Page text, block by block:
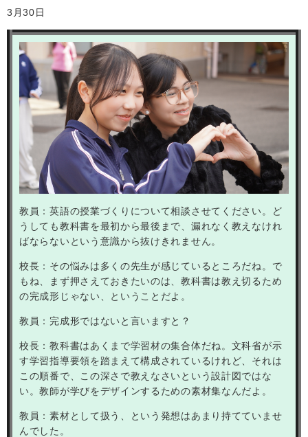
3 月30日
教員：英語の授業づくりについて相談させてください。ど
うしても教科書を最初から最後まで、漏れなく教えなけれ
ばならないという意識から抜けきれません。
校長：その悩みは多くの先生が感じているところだね。で
もね、まず押さえておきたいのは、教科書は教え切るため
の完成形じゃない、ということだよ。
教員：完成形ではないと言いますと？
校長：教科書はあくまで学習材の集合体だね。文科省が示
す学習指導要領を踏まえて構成されているけれど、それは
この順番で、この深さで教えなさいという設計図ではな
い。教師が学びをデザインするための素材集なんだよ。
教員：素材として扱う、という発想はあまり持てていませ
んでした。